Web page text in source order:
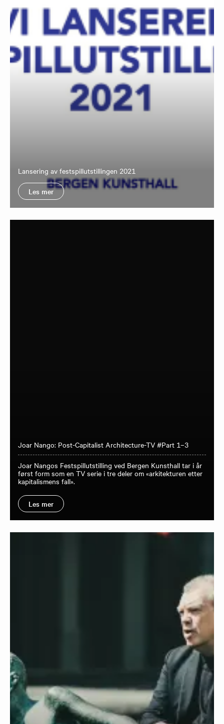
Lansering av festspillutstillingen 2021
Les mer
Joar Nango: Post-Capitalist Architecture-TV #Part 1–3
Joar Nangos Festspillutstilling ved Bergen Kunsthall tar i år
først form som en TV serie i tre deler om «arkitekturen etter
kapitalismens fall».
Les mer